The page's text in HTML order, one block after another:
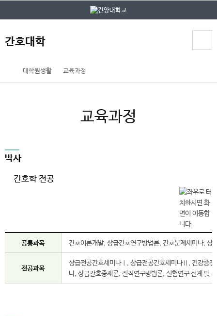
간호대학
페
대학원생활 교육과정
교육과정
박사
간호학 전공
공통과목 간호이론개발, 상급간호연구방법론, 간호문제세미나, 상
전공과목
상급전공간호세미나Ⅰ, 상급전공간호세미나Ⅱ, 건강증
나, 상급간호중재론, 질적연구방법론, 실험연구 설계 및